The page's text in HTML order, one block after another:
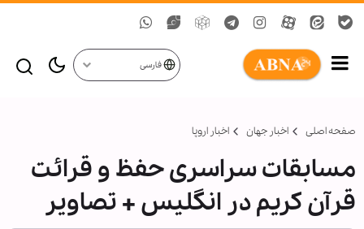
فارسی
صفحه اصلی اخبار جهان اخبار اروپا
مسابقات سراسری حفظ و قرائت
قرآن کریم در انگلیس + تصاویر